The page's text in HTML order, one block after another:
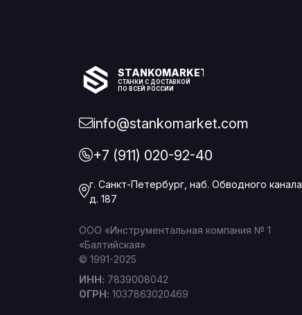
STANKOMARKET
СТАНКИ С ДОСТАВКОЙ
ПО ВСЕЙ РОССИИ
info@stankomarket.com
+7 (911) 020-92-40
г. Санкт-Петербург, наб. Обводного канала,
д. 187
ООО «Инструментальная компания № 1
«Балтийская»
© 1991-2025
ИНН: 7839008042
ОГРН: 1037863020469